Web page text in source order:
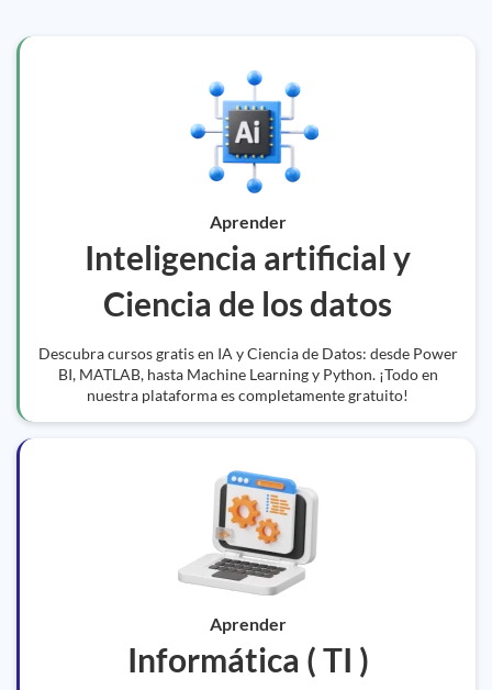
Aprender
Inteligencia artificial y
Ciencia de los datos
Descubra cursos gratis en IA y Ciencia de Datos: desde Power
BI, MATLAB, hasta Machine Learning y Python. ¡Todo en
nuestra plataforma es completamente gratuito!
Aprender
Informática ( TI )